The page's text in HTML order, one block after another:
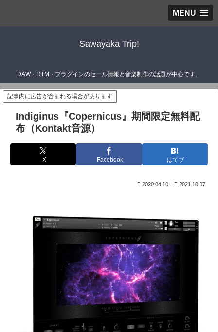
MENU
Sawayaka Trip!
DAW・DTM・プラグインのセール情報と音楽制作の話題が中心です。
記事内に広告が含まれる場合があります
Indiginus『Copernicus』期間限定無料配
布（Kontakt音源）
X Facebook はてブ
2020.04.10 2021.10.07